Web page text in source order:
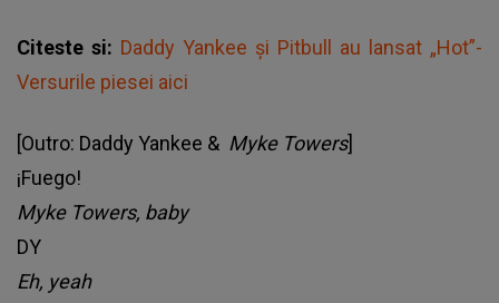
Citeste si: Daddy Yankee și Pitbull au lansat „Hot”-
Versurile piesei aici
[Outro: Daddy Yankee & Myke Towers]
¡Fuego!
Myke Towers, baby
DY
Eh, yeah